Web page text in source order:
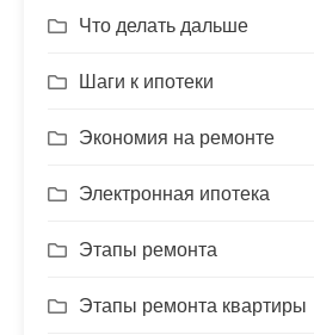
Что делать дальше
Шаги к ипотеки
Экономия на ремонте
Электронная ипотека
Этапы ремонта
Этапы ремонта квартиры